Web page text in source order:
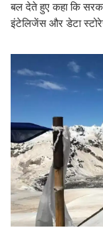
बल देते हुए कहा कि
इंटेलिजेंस और डेटा